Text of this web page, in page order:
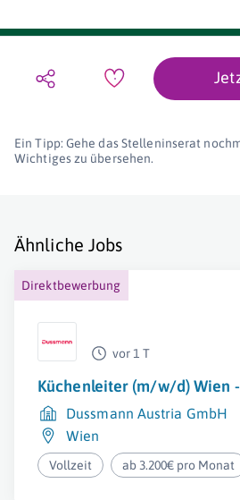
Ein Tipp: Gehe das Stelleninserat
Wichtiges zu übersehen.
Ähnliche Jobs
Direktbewerbung
vor 1 T
Küchenleiter (m/w/d) Wien
Dussmann Austria GmbH
Wien
Vollzeit ab 3.200€ pro Monat